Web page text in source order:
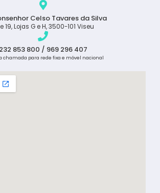
Celso Tavares da Silva
19, Lojas G e H, 3500-101 Viseu
232 853 800 / 969 296 407
chamada para rede fixa e móvel nacional